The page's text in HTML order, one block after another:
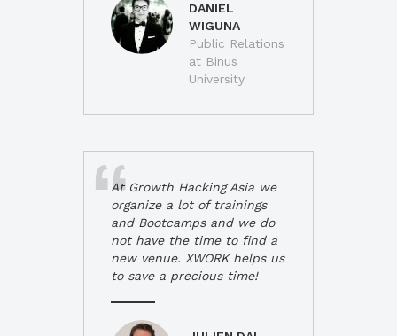
DANIEL
WIGUNA
Public Relations
at Binus
University
At Growth Hacking Asia we
organize a lot of trainings
and Bootcamps and we do
not have the time to find a
new venue. XWORK helps us
to save a precious time!